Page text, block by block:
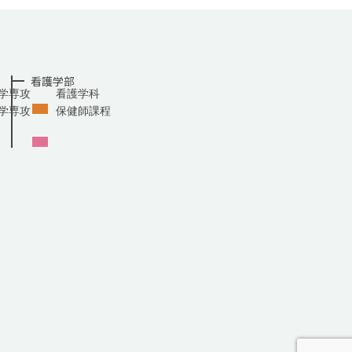
専攻
専攻
看護学部
看護学科
保健師課程